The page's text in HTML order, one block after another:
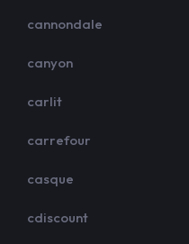
cannondale
canyon
carlit
carrefour
casque
cdiscount